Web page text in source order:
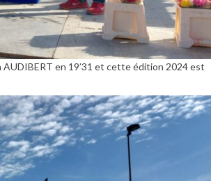
AUDIBERT en 19’31 et cette édition 2024 est